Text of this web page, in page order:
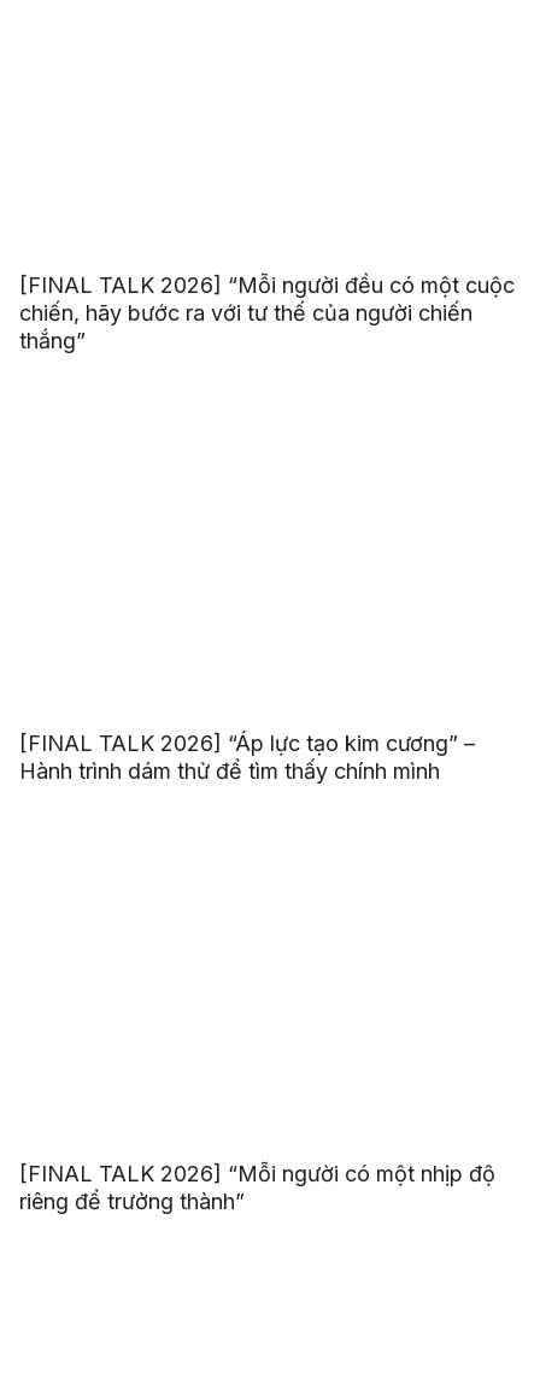
[FINAL TALK 2026] “Mỗi người đều có một cuộc
chiến, hãy bước ra với tư thế của người chiến
thắng”
[FINAL TALK 2026] “Áp lực tạo kim cương” –
Hành trình dám thử để tìm thấy chính mình
[FINAL TALK 2026] “Mỗi người có một nhịp độ
riêng để trưởng thành”